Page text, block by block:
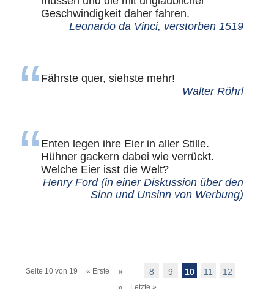
Geschwindigkeit daher fahren.
Leonardo da Vinci, verstorben 1519
Fährste quer, siehste mehr!
Walter Röhrl
Enten legen ihre Eier in aller Stille.
Hühner gackern dabei wie verrückt.
Welche Eier isst die Welt?
Henry Ford (in einer Diskussion über den
Sinn und Unsinn von Werbung)
Seite 10 von 19 « Erste « ... 8 9 10 11 12
...
»
Letzte »